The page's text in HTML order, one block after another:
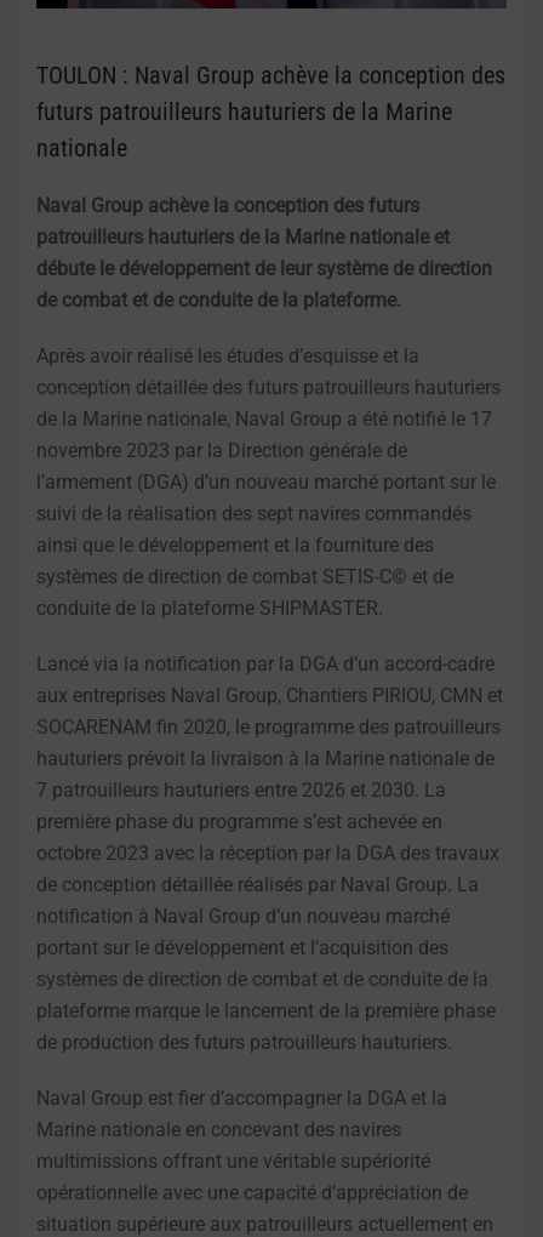
TOULON : Naval Group achève la conception des
futurs patrouilleurs hauturiers de la Marine
nationale
Naval Group achève la conception des futurs
patrouilleurs hauturiers de la Marine nationale et
débute le développement de leur système de direction
de combat et de conduite de la plateforme.
Après avoir réalisé les études d’esquisse et la
conception détaillée des futurs patrouilleurs hauturiers
de la Marine nationale, Naval Group a été notifié le 17
novembre 2023 par la Direction générale de
l’armement (DGA) d’un nouveau marché portant sur le
suivi de la réalisation des sept navires commandés
ainsi que le développement et la fourniture des
systèmes de direction de combat SETIS-C© et de
conduite de la plateforme SHIPMASTER.
Lancé via la notification par la DGA d’un accord-cadre
aux entreprises Naval Group, Chantiers PIRIOU, CMN et
SOCARENAM fin 2020, le programme des patrouilleurs
hauturiers prévoit la livraison à la Marine nationale de
7 patrouilleurs hauturiers entre 2026 et 2030. La
première phase du programme s’est achevée en
octobre 2023 avec la réception par la DGA des travaux
de conception détaillée réalisés par Naval Group. La
notification à Naval Group d’un nouveau marché
portant sur le développement et l’acquisition des
systèmes de direction de combat et de conduite de la
plateforme marque le lancement de la première phase
de production des futurs patrouilleurs hauturiers.
Naval Group est fier d’accompagner la DGA et la
Marine nationale en concevant des navires
multimissions offrant une véritable supériorité
opérationnelle avec une capacité d’appréciation de
situation supérieure aux patrouilleurs actuellement en